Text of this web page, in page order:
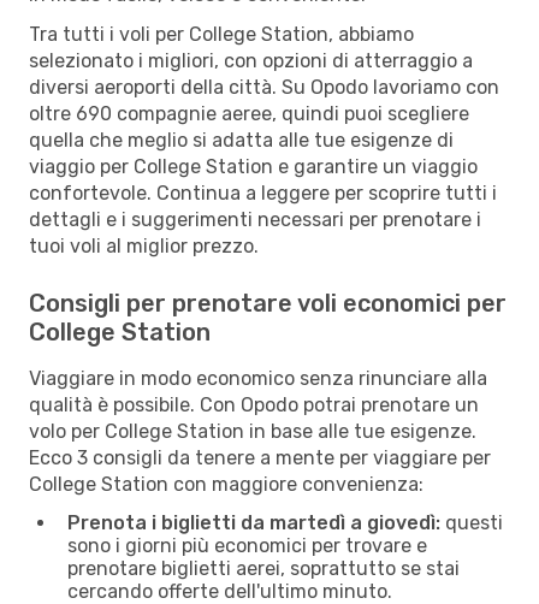
Tra tutti i voli per College Station, abbiamo
selezionato i migliori, con opzioni di atterraggio a
diversi aeroporti della città. Su Opodo lavoriamo con
oltre 690 compagnie aeree, quindi puoi scegliere
quella che meglio si adatta alle tue esigenze di
viaggio per College Station e garantire un viaggio
confortevole. Continua a leggere per scoprire tutti i
dettagli e i suggerimenti necessari per prenotare i
tuoi voli al miglior prezzo.
Consigli per prenotare voli economici per
College Station
Viaggiare in modo economico senza rinunciare alla
qualità è possibile. Con Opodo potrai prenotare un
volo per College Station in base alle tue esigenze.
Ecco 3 consigli da tenere a mente per viaggiare per
College Station con maggiore convenienza:
Prenota i biglietti da martedì a giovedì: questi
sono i giorni più economici per trovare e
prenotare biglietti aerei, soprattutto se stai
cercando offerte dell'ultimo minuto.